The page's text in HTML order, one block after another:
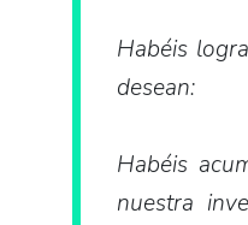
Habéis
desean:
Habéis
nuestra